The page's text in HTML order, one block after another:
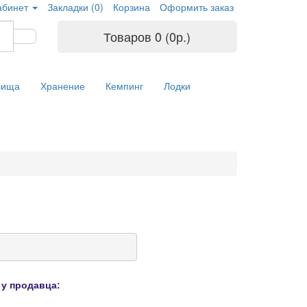
Закладки (0) Корзина Оформить заказ
Товаров 0 (0р.)
Хранение Кемпинг Лодки
продавца: